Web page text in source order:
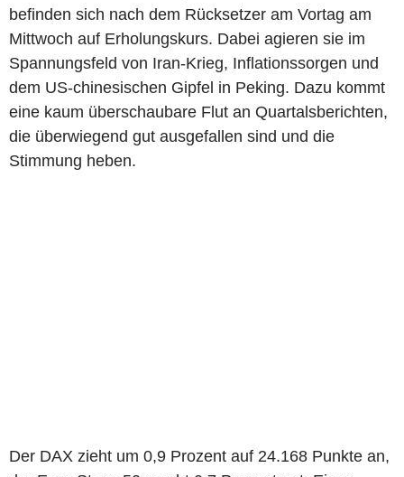
befinden sich nach dem Rücksetzer am Vortag am
Mittwoch auf Erholungskurs. Dabei agieren sie im
Spannungsfeld von Iran-Krieg, Inflationssorgen und
dem US-chinesischen Gipfel in Peking. Dazu kommt
eine kaum überschaubare Flut an Quartalsberichten,
die überwiegend gut ausgefallen sind und die
Stimmung heben.
Der DAX zieht um 0,9 Prozent auf 24.168 Punkte an,